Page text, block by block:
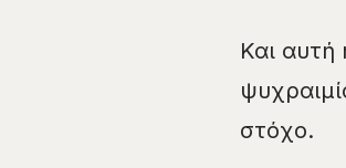
Και αυτή
στόχο.